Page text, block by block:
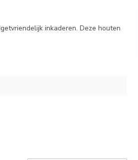
inkaderen. Deze houten